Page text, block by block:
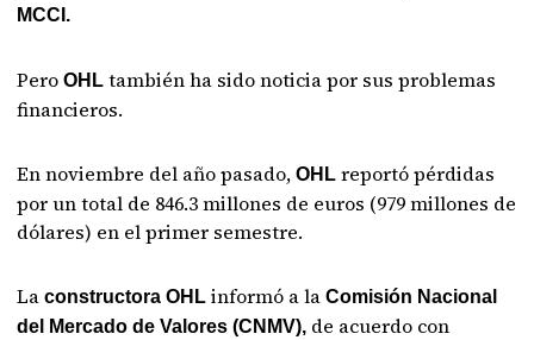
MCCI.
PeroOHLtambién ha sido noticia por sus problemas
financieros.
En noviembre del año pasado,OHL reportó pérdidas
por un total de 846.3 millones de euros (979 millones de
dólares) en el primer semestre.
Laconstructora OHL informó a laComisión Nacional
del Mercado de Valores (CNMV), de acuerdo con